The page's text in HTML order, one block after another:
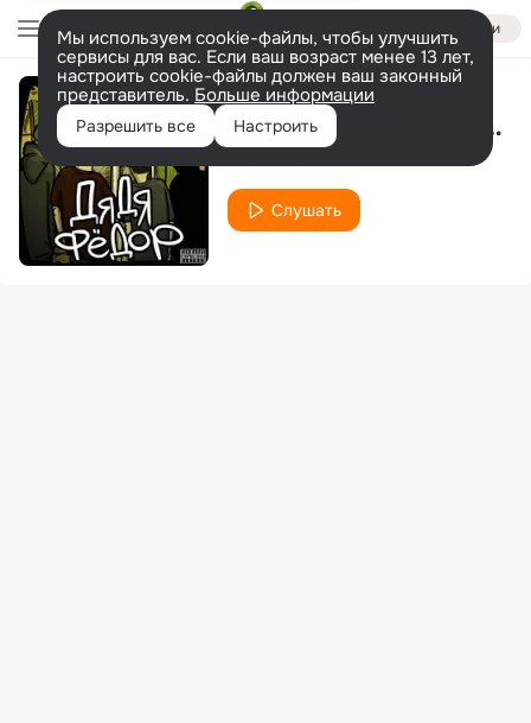
Войти
Мы используем cookie-файлы, чтобы улучшить
сервисы для вас. Если ваш возраст менее 13 лет,
настроить cookie-файлы должен ваш законный
представитель. Больше информации
Разрешить все Настроить Девочки и мальчики
Слушать